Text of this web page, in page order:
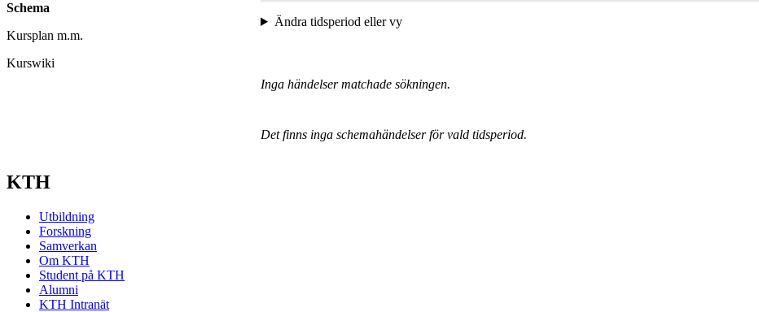
Ändra tidsperiod eller vy
Inga händelser matchade sökningen.
Det finns inga schemahändelser för vald tidsperiod.
Schema
Kursplan m.m.
Kurswiki
KTH
Utbildning
Forskning
Samverkan
Om KTH
Student på KTH
Alumni
KTH Intranät